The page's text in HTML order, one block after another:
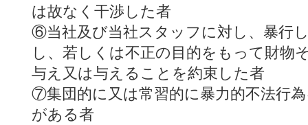
は故なく干渉した者
⑥当社及び当社スタッフに対し、暴行
し、若しくは不正の目的をもって財物
与え又は与えることを約束した者
⑦集団的に又は常習的に暴力的不法行
がある者